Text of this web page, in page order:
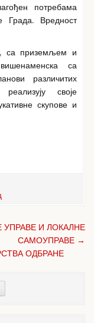
потребама
Града. Вредност
са приземљем и
са
различитих
своје
скупове и
И ЛОКАЛНЕ
САМОУПРАВЕ →
ОДБРАНЕ